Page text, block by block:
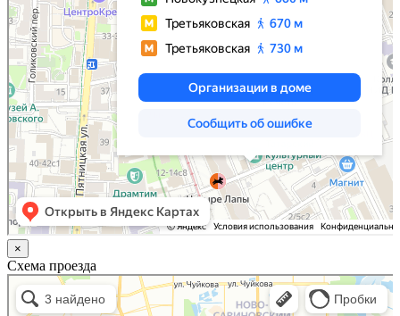
×
Схема проезда
Казань
Малый Татарский переулок, 8 на карте Москвы, ближайшее метро Новокузнецкая —
Яндекс.Карты